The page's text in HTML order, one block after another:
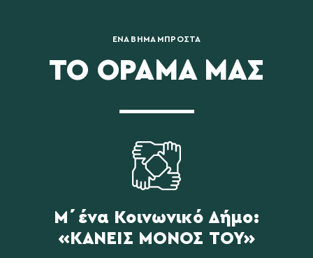
ΕΝΑ ΒΗΜΑ ΜΠΡΟΣΤΑ
ΤΟ ΟΡΑΜΑ ΜΑΣ
Μ΄ένα Κοινωνικό Δήμο:
«ΚΑΝΕΙΣ ΜΟΝΟΣ ΤΟΥ»